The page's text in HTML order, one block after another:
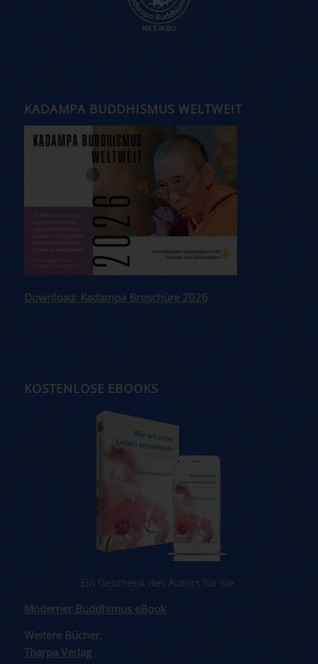
KADAMPA BUDDHISMUS WELTWEIT
Download: Kadampa Broschüre 2026
KOSTENLOSE EBOOKS
Ein Geschenk des Autors für Sie.
Moderner Buddhimus eBook
Weitere Bücher:
Tharpa Verlag